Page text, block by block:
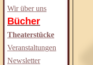
Wir über uns
Bücher
Theaterstücke
Veranstaltungen
Newsletter